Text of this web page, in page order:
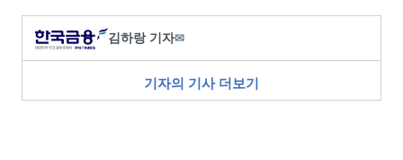
김하랑 기자✉
기자의 기사 더보기